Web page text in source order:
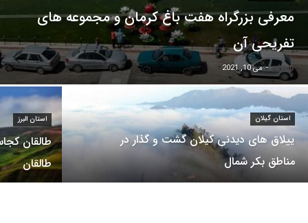
معرفی بزرگراه هفت باغ کرمان و مجموعه های
تفریحی آن
admin
- می 10, 2021
استان گیلان
ییلاق های دیدنی گیلان گشت و گذار در
مناطق بکر شمال
استان البرز
طالقان
طالقان